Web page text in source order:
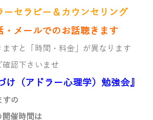
ーセラピー＆カウンセリング
・メールでのお話聴きます
すと「時間・料金」が異なります
確認下さいませ
け（アドラー心理学）勉強会』
すの
催時間は